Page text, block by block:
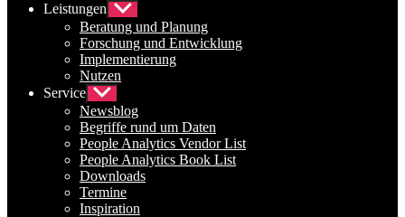
Leistungen Untermenü
anzeigen
Beratung und Planung
Forschung und Entwicklung
Implementierung
Nutzen
Service Untermenü
anzeigen
Newsblog
Begriffe rund um Daten
People Analytics Vendor List
People Analytics Book List
Downloads
Termine
Inspiration